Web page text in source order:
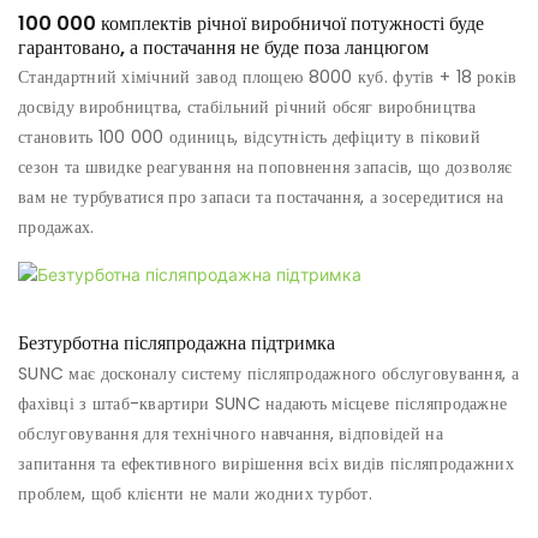
100 000 комплектів річної виробничої потужності буде
гарантовано, а постачання не буде поза ланцюгом
Стандартний хімічний завод площею 8000 куб. футів + ​​18 років
досвіду виробництва, стабільний річний обсяг виробництва
становить 100 000 одиниць, відсутність дефіциту в піковий
сезон та швидке реагування на поповнення запасів, що дозволяє
вам не турбуватися про запаси та постачання, а зосередитися на
продажах.
Безтурботна післяпродажна підтримка
SUNC має досконалу систему післяпродажного обслуговування, а
фахівці з штаб-квартири SUNC надають місцеве післяпродажне
обслуговування для технічного навчання, відповідей на
запитання та ефективного вирішення всіх видів післяпродажних
проблем, щоб клієнти не мали жодних турбот.